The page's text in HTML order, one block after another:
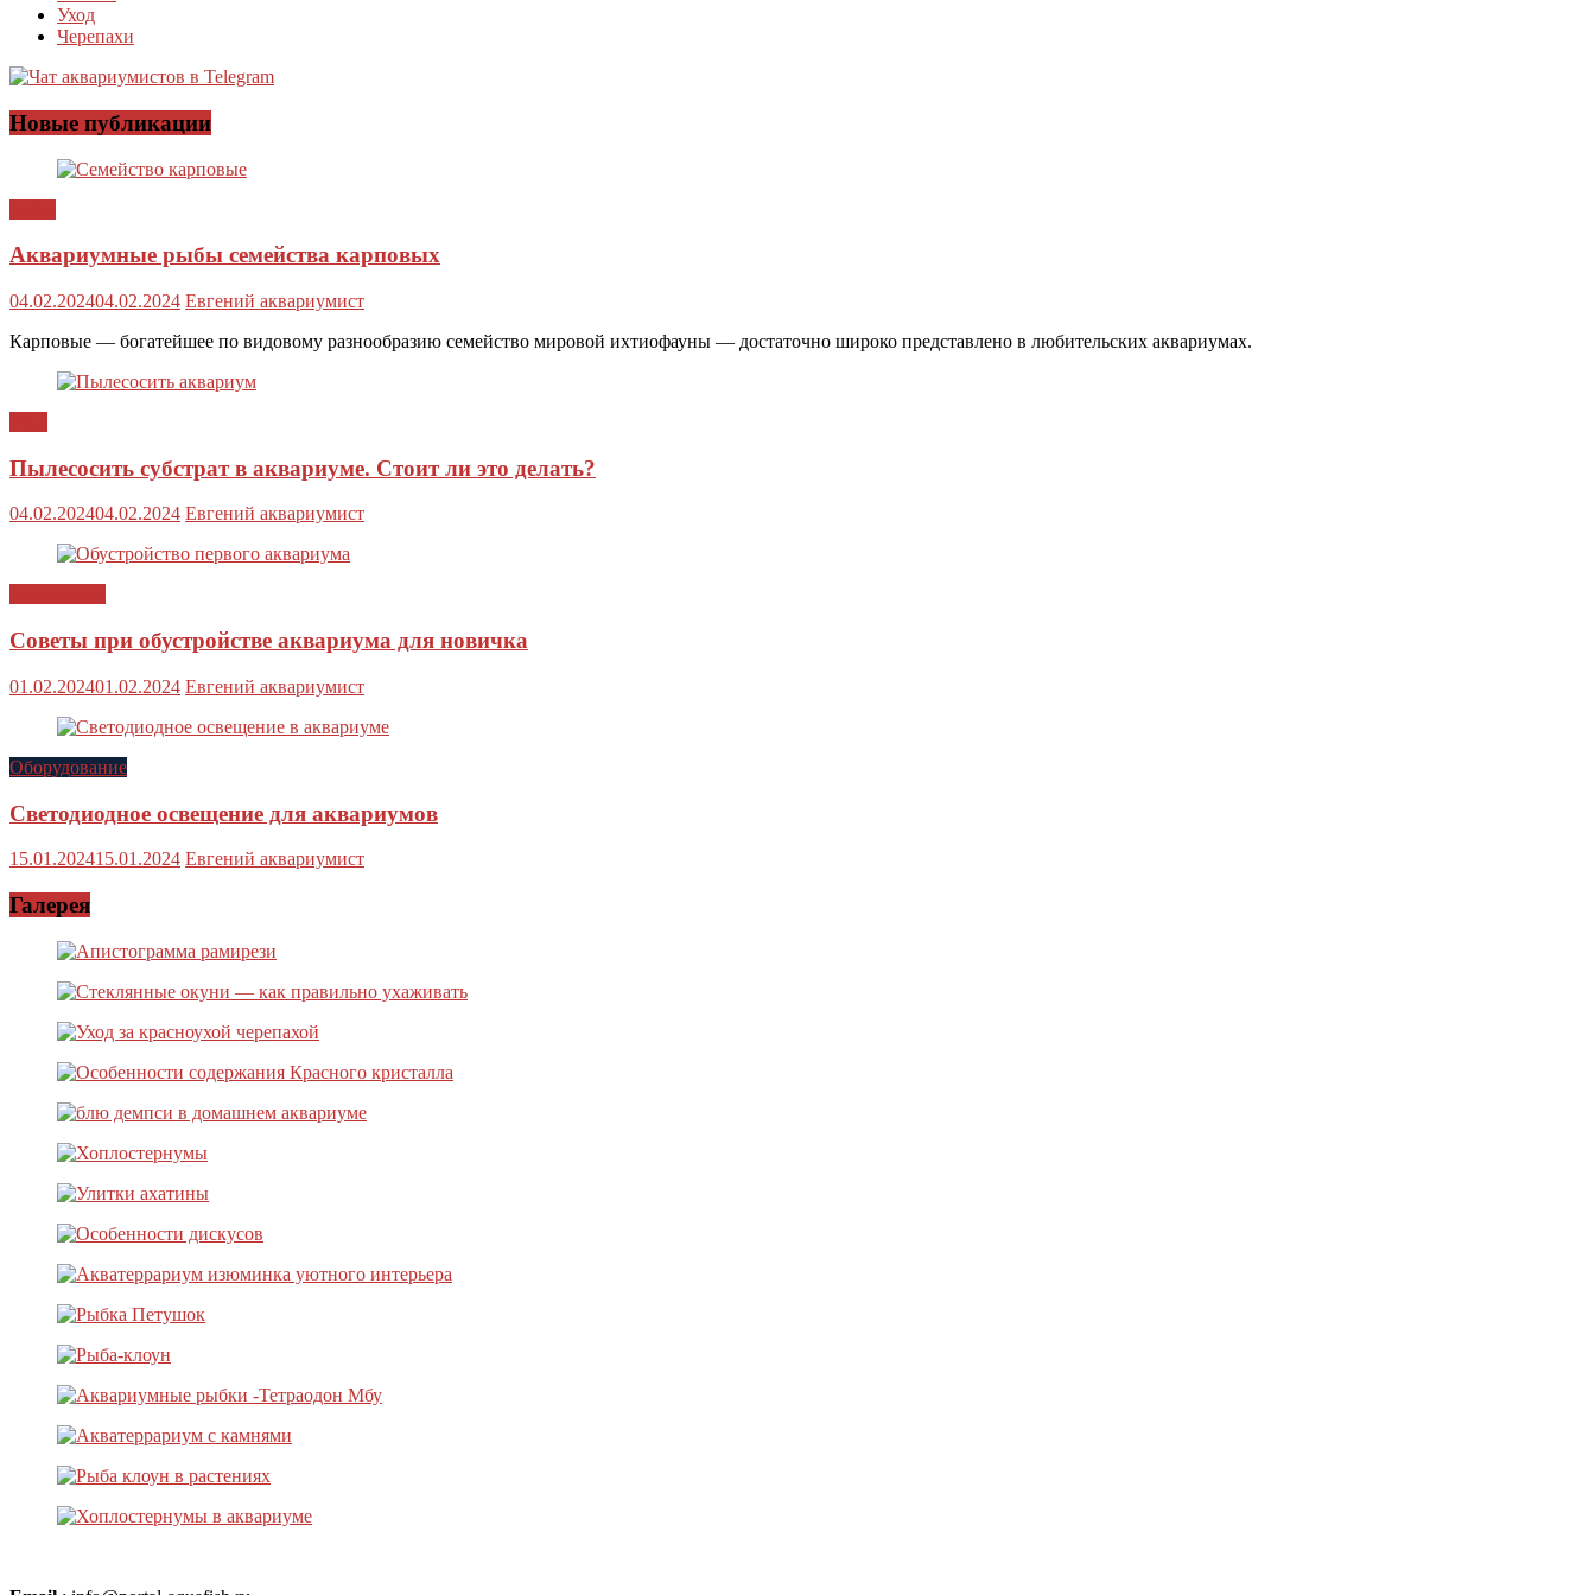
Уход
Черепахи
Новые публикации
Аквариумные рыбы семейства карповых
04.02.202404.02.2024 Евгений аквариумист
Карповые — богатейшее по видовому разнообразию семейство мировой ихтиофауны — достаточно широко представлено в любительских аквариумах.
Пылесосить субстрат в аквариуме. Стоит ли это делать?
04.02.202404.02.2024 Евгений аквариумист
Советы при обустройстве аквариума для новичка
01.02.202401.02.2024 Евгений аквариумист
Оборудование
Светодиодное освещение для аквариумов
15.01.202415.01.2024 Евгений аквариумист
Галерея